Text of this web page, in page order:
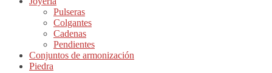
Pulseras
Colgantes
Cadenas
Pendientes
Conjuntos de armonización
Piedra